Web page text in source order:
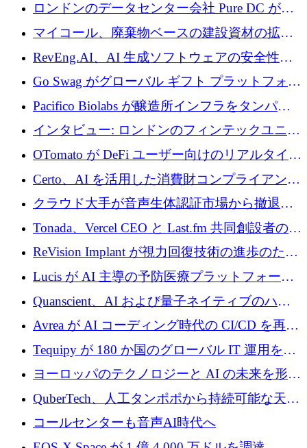
ロンドンのデータセンター会社 Pure DC が欧
州と中東の拡張に 27 億ドルを確保
マイコール、廃棄物ベースの建設資材の拡大
に400万ポンドを投資
RevEng.AI、AI 生成ソフトウェアの安全性を
確保するために 1,500 万ドルを調達
Go Swag がグローバル ギフト プラットフォー
ムを拡大するために 500 万ドルを調達
Pacifico Biolabs が醸造所インフラをタンパク
質生産に転換するために 700 万ユーロを調達
インタビュー: ロンドンのフィンテックユニコ
ーン Tide の CEO、オリバー・プリル氏
OTomato が DeFi ユーザー向けのリアルタイム
インテリジェンス レイヤーを構築するために
Improbable から 200 万ドルを調達
Certo、AI を活用した消費財コンプライアンス
プラットフォームのために 400 万ドルを調達
クラウド大手が音声生体認証市場から撤退す
るなか、Voxmindが54万6,000ポンドのプレシ
ード資金を調達
Tonada、Vercel CEO と Last.fm 共同創設者の支
援を受けてステルス撤退
ReVision Implant が視力回復技術の進歩のため
に 400 万ユーロを確保
Lucis が AI 主導の予防医療プラットフォーム
を拡大するためにシリーズ A で 2,000 万ドル
を調達
Quanscient、AI および量子ネイティブのハー
ドウェア エンジニアリングを推進するために
1,000 万ユーロを調達
Avrea が AI コーディング時代の CI/CD を再発
明するために 470 万ドルをかけてステルスか
ら浮上
Tequipy が 180 か国のグローバル IT 運用を自
動化するために 300 万ユーロ以上を調達
ヨーロッパのテクノロジーと AI の未来を形作
る: イノベーション リーダーが Nexus
Luxembourg 2026 に集まる理由
QuberTech、人工タンポポから持続可能な天然
ゴムを開発するために 340 万ポンドを調達
コールセンターも音声AI時代へ